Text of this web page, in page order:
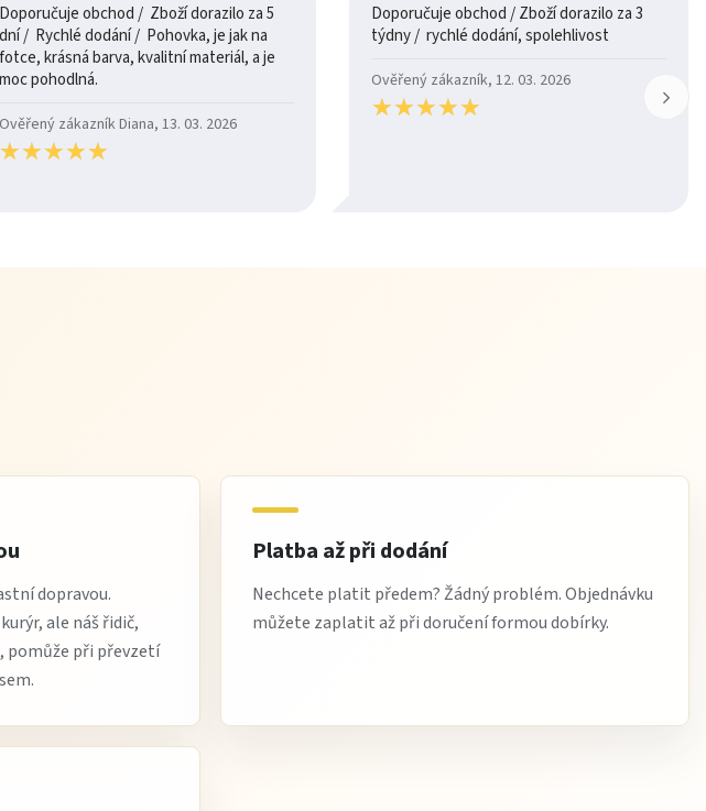
Doporučuje obchod / Zboží dorazilo za 5
dní / Rychlé dodání / Pohovka, je jak na
fotce, krásná barva, kvalitní materiál, a je
moc pohodlná.
Ověřený zákazník Diana, 13. 03. 2026
★★★★★
★★★★★
Doporučuje obchod / Zboží dorazilo za 3
týdny / rychlé dodání, spolehlivost
Ověřený zákazník, 12. 03. 2026
★★★★★
★★★★★
dopravou.
ale náš řidič,
pomůže při převzetí
Platba až při dodání
Nechcete platit předem? Žádný problém. Objednávku
můžete zaplatit až při doručení formou dobírky.